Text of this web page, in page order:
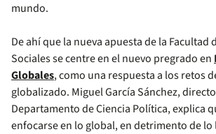
mundo.
De ahí que la nueva apuesta de la Facultad
Sociales se centre en el nuevo pregrado en
Globales, como una respuesta a los retos
globalizado. Miguel García Sánchez,
Departamento de Ciencia Política, explica
enfocarse en lo global, en detrimento de lo